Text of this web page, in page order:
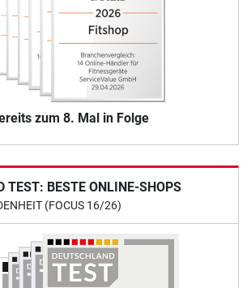
zum 8. Mal in Folge
TEST: BESTE ONLINE-SHOPS
(FOCUS 16/26)